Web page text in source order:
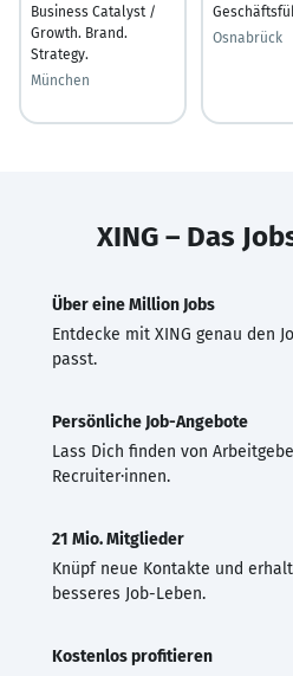
Business Catalyst /
Growth. Brand.
Strategy.
München
Osnabrück
XING – Das
Über eine Million Jobs
Entdecke mit XING genau den
passt.
Persönliche Job-Angebote
Lass Dich finden von
Recruiter·innen.
21 Mio. Mitglieder
Knüpf neue Kontakte und
besseres Job-Leben.
Kostenlos profitieren